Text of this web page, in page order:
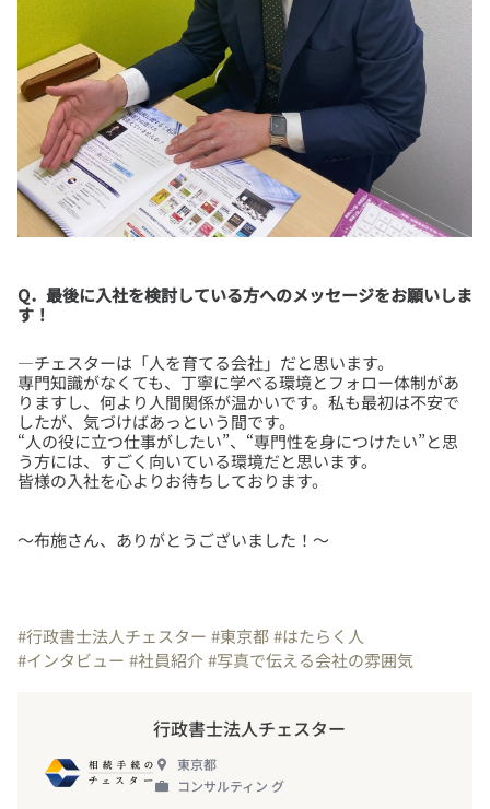
Q．最後に入社を検討している方へのメッセージをお願いしま
す！
―チェスターは「人を育てる会社」だと思います。
専門知識がなくても、丁寧に学べる環境とフォロー体制があ
りますし、何より人間関係が温かいです。私も最初は不安で
したが、気づけばあっという間です。
“人の役に立つ仕事がしたい”、“専門性を身につけたい”と思
う方には、すごく向いている環境だと思います。
～布施さん、ありがとうございました！～
#行政書士法人チェスター #東京都#はたらく人
#インタビュー #社員紹介#写真で伝える会社の雰囲気
行政書士法人チェスター
東京都
コンサルティン グ